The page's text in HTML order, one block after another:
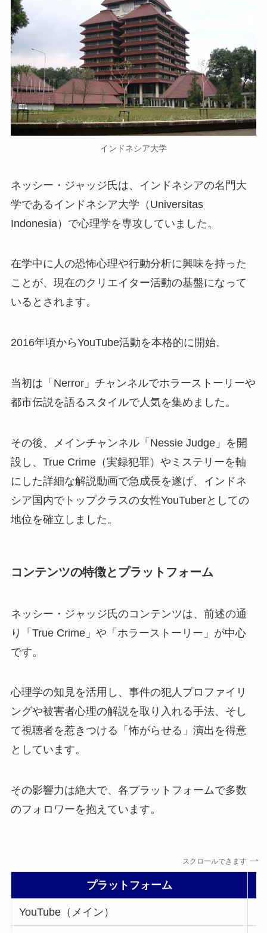
インドネシア大学
ネッシー・ジャッジ氏は、インドネシアの名門大
学であるインドネシア大学（Universitas
Indonesia）で心理学を専攻していました。
在学中に人の恐怖心理や行動分析に興味を持った
ことが、現在のクリエイター活動の基盤になって
いるとされます。
2016年頃からYouTube活動を本格的に開始。
当初は「Nerror」チャンネルでホラーストーリーや
都市伝説を語るスタイルで人気を集めました。
その後、メインチャンネル「Nessie Judge」を開
設し、True Crime（実録犯罪）やミステリーを軸
にした詳細な解説動画で急成長を遂げ、インドネ
シア国内でトップクラスの女性YouTuberとしての
地位を確立しました。
コンテンツの特徴とプラットフォーム
ネッシー・ジャッジ氏のコンテンツは、前述の通
り「True Crime」や「ホラーストーリー」が中心
です。
心理学の知見を活用し、事件の犯人プロファイリ
ングや被害者心理の解説を取り入れる手法、そし
て視聴者を惹きつける「怖がらせる」演出を得意
としています。
その影響力は絶大で、各プラットフォームで多数
のフォロワーを抱えています。
スクロールできます
プラットフォーム
YouTube（メイン）